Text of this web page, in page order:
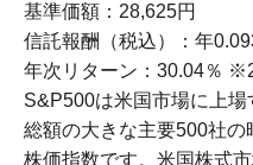
基準価額：28,625円
信託報酬（税込）：年
年次リターン：30.04％
S&P500は米国市場に上
総額の大きな主要500社の
株価指数です。米国株式